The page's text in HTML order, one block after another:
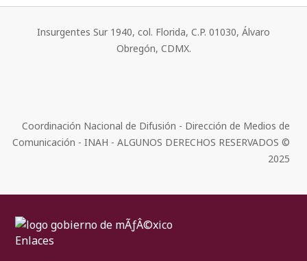
Insurgentes Sur 1940, col. Florida, C.P. 01030, Álvaro
Obregón, CDMX.
Coordinación Nacional de Difusión - Dirección de Medios de
Comunicación - INAH - ALGUNOS DERECHOS RESERVADOS ©
2025
Enlaces